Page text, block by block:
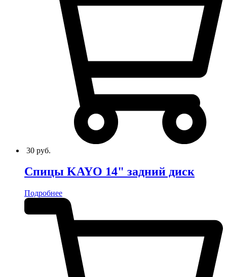
30 руб.
Спицы KAYO 14" задний диск
Подробнее